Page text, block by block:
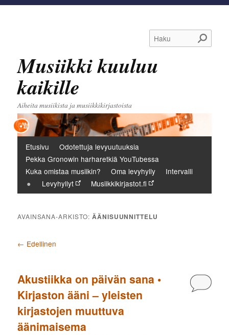
Haku
Musiikki kuuluu
kaikille
Aiheita musiikista ja musiikkikirjastoista
Päävalikko
Etusivu
Odotettuja levyuutuuksia
Pekka Gronowin harharetkiä YouTubessa
Kuka omistaa musiikin?
Oma levyhylly
Intervalli
Levyhyllyt
Musiikkikirjastot.fi
AVAINSANA-ARKISTO:ÄÄNISUUNNITTELU
Artikkelien selaus
← Edellinen
Akustiikka on päivän sana •
Kirjaston ääni – yleisten
kirjastojen muuttuva
äänimaisema